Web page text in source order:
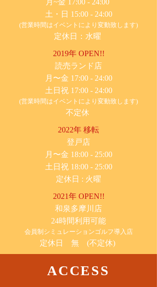
月~金 17:00 - 24:00
土・日 15:00 - 24:00
(営業時間はイベントにより変動致します)
定休日：水曜
2019年 OPEN!!
​読売ランド店
月〜金 17:00 - 24:00
土日祝 17:00 - 24:00
(営業時間はイベントにより変動致します)
不定休
2022年 移転
​登戸店
月〜金 18:00 - 25:00
土日祝 18:00 - 25:00
​定休日 : 火曜
2021年 OPEN!!
​和泉多摩川店
24時間利用可能
​会員制シミュレーションゴルフ導入店
定休日 無 (不定休)
ACCESS